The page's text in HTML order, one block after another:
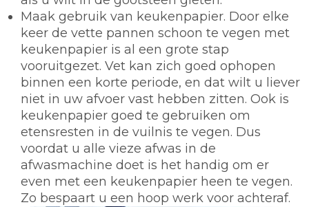
Maak gebruik van keukenpapier. Door elke
keer de vette pannen schoon te vegen met
keukenpapier is al een grote stap
vooruitgezet. Vet kan zich goed ophopen
binnen een korte periode, en dat wilt u liever
niet in uw afvoer vast hebben zitten. Ook is
keukenpapier goed te gebruiken om
etensresten in de vuilnis te vegen. Dus
voordat u alle vieze afwas in de
afwasmachine doet is het handig om er
even met een keukenpapier heen te vegen.
Zo bespaart u een hoop werk voor achteraf.